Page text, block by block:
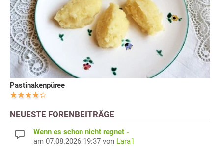
Pastinakenpüree
NEUESTE FORENBEITRÄGE
Wenn es schon nicht regnet -
am 07.08.2026 19:37 von Lara1